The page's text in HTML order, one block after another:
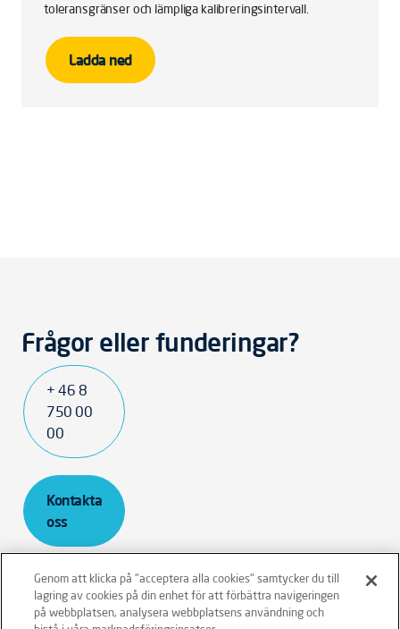
toleransgränser och lämpliga kalibreringsintervall.
Ladda ned
Frågor eller funderingar?
+ 46 8
750 00
00
Kontakta
oss
Genom att klicka på "acceptera alla cookies" samtycker du till
lagring av cookies på din enhet för att förbättra navigeringen
på webbplatsen, analysera webbplatsens användning och